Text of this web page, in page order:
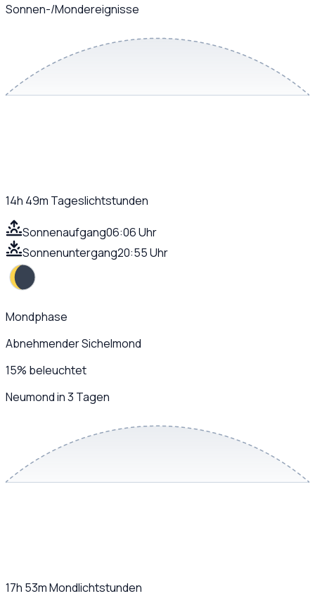
Sonnen-/Mondereignisse
14h 49m Tageslichtstunden
Sonnenaufgang06:06 Uhr
Sonnenuntergang20:55 Uhr
Mondphase
Abnehmender Sichelmond
15% beleuchtet
Neumond in 3 Tagen
17h 53mMondlichtstunden